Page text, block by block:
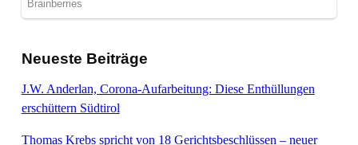
Neueste Beiträge
J.W. Anderlan, Corona-Aufarbeitung: Diese Enthüllungen
erschüttern Südtirol
Thomas Krebs spricht von 18 Gerichtsbeschlüssen – neuer